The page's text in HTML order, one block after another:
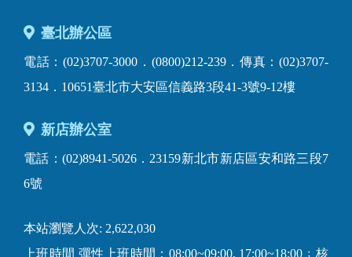
臺北辦公區
電話：(02)3707-3000．(0800)212-239．傳真：(02)3707-
3134．10651臺北市大安區信義路3段41-3號9-12樓
新店辦公室
電話：(02)8941-5026．23159新北市新店區安和路三段7
6號
本站瀏覽人次: 2,622,030
上班時間 彈性上班時間：08:00~09:00, 17:00~18:00﹔核